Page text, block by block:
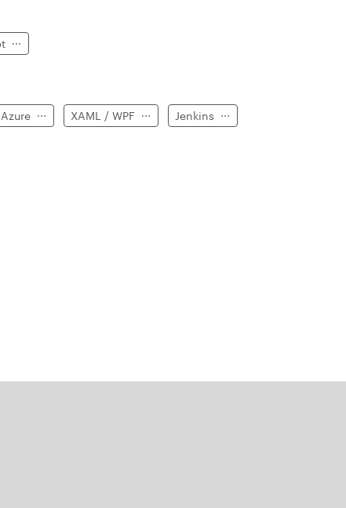
Azure XAML / WPF Jenkins